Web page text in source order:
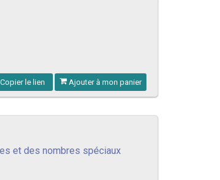
Copier le lien Ajouter à mon panier
et des nombres spéciaux